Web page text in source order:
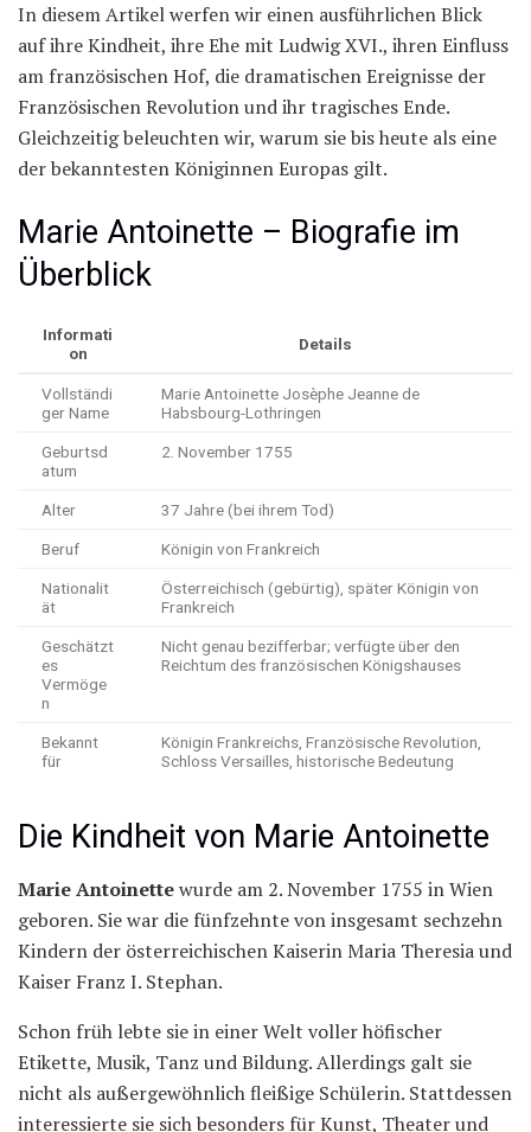
In diesem Artikel werfen wir einen ausführlichen Blick
auf ihre Kindheit, ihre Ehe mit Ludwig XVI., ihren Einfluss
am französischen Hof, die dramatischen Ereignisse der
Französischen Revolution und ihr tragisches Ende.
Gleichzeitig beleuchten wir, warum sie bis heute als eine
der bekanntesten Königinnen Europas gilt.
Marie Antoinette – Biografie im
Überblick
Informati
on
Details
Vollständi
ger Name
Marie Antoinette Josèphe Jeanne de
Habsbourg-Lothringen
Geburtsd
atum
2. November 1755
Alter 37 Jahre (bei ihrem Tod)
Beruf Königin von Frankreich
Nationalit
ät
Österreichisch (gebürtig), später Königin von
Frankreich
Geschätzt
es
Vermöge
n
Nicht genau bezifferbar; verfügte über den
Reichtum des französischen Königshauses
Bekannt
für
Königin Frankreichs, Französische Revolution,
Schloss Versailles, historische Bedeutung
Die Kindheit von Marie Antoinette
Marie Antoinettewurde am 2. November 1755 in Wien
geboren. Sie war die fünfzehnte von insgesamt sechzehn
Kindern der österreichischen Kaiserin Maria Theresia und
Kaiser Franz I. Stephan.
Schon früh lebte sie in einer Welt voller höfischer
Etikette, Musik, Tanz und Bildung. Allerdings galt sie
nicht als außergewöhnlich fleißige Schülerin. Stattdessen
interessierte sie sich besonders für Kunst, Theater und